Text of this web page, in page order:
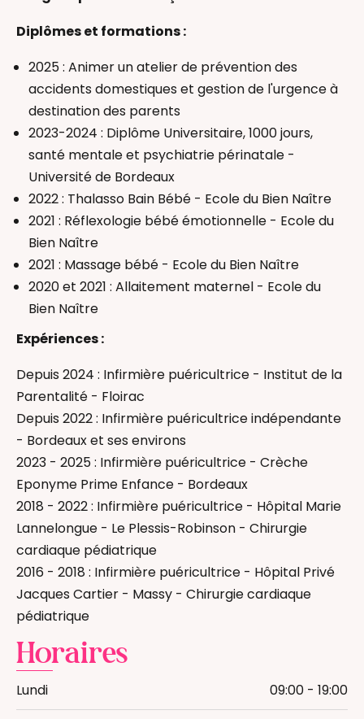
Réflexologie bébé
Thérapeutique Bain Bébé
Diplômes et formations :
2025 : Animer un atelier de prévention des
accidents domestiques et gestion de l'urgence à
destination des parents
2023-2024 : Diplôme Universitaire, 1000 jours,
santé mentale et psychiatrie périnatale -
Université de Bordeaux
2022 : Thalasso Bain Bébé - Ecole du Bien Naître
2021 : Réflexologie bébé émotionnelle - Ecole du
Bien Naître
2021 : Massage bébé - Ecole du Bien Naître
2020 et 2021 : Allaitement maternel - Ecole du
Bien Naître
Expériences :
Depuis 2024 : Infirmière puéricultrice - Institut de la
Parentalité - Floirac
Depuis 2022 : Infirmière puéricultrice indépendante
- Bordeaux et ses environs
2023 - 2025 : Infirmière puéricultrice - Crèche
Eponyme Prime Enfance - Bordeaux
2018 - 2022 : Infirmière puéricultrice - Hôpital Marie
Lannelongue - Le Plessis-Robinson - Chirurgie
cardiaque pédiatrique
2016 - 2018 : Infirmière puéricultrice - Hôpital Privé
Jacques Cartier - Massy - Chirurgie cardiaque
pédiatrique
Horaires
Lundi 09:00 - 19:00